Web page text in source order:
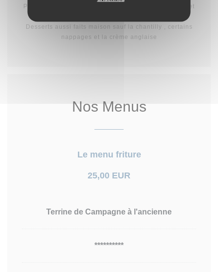
Plats et Entrées entièrement faits maison sauf le fish et
Desserts aussi faits maison sauf la chantilly , certains
nappages et la crème anglaise
Nos Menus
Le menu friture
25,00 EUR
Terrine de Campagne à l'ancienne
**********